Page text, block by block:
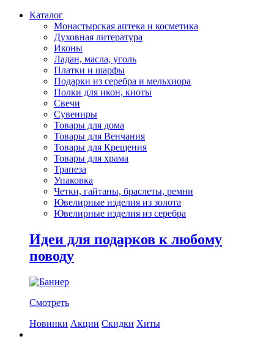
Каталог
Монастырская аптека и косметика
Духовная литература
Иконы
Ладан, масла, уголь
Платки и шарфы
Подарки из серебра и мельхиора
Полки для икон, киоты
Свечи
Сувениры
Товары для дома
Товары для Венчания
Товары для Крещения
Товары для храма
Трапеза
Упаковка
Четки, гайтаны, браслеты, ремни
Ювелирные изделия из золота
Ювелирные изделия из серебра
Идеи для подарков к любому
поводу
Смотреть
Новинки Акции Скидки Хиты